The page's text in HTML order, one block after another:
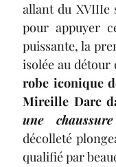
allant du XVIIIe
pour appuyer
puissante, la
robe iconique
Mireille Darc
une
décolleté
qualifié par